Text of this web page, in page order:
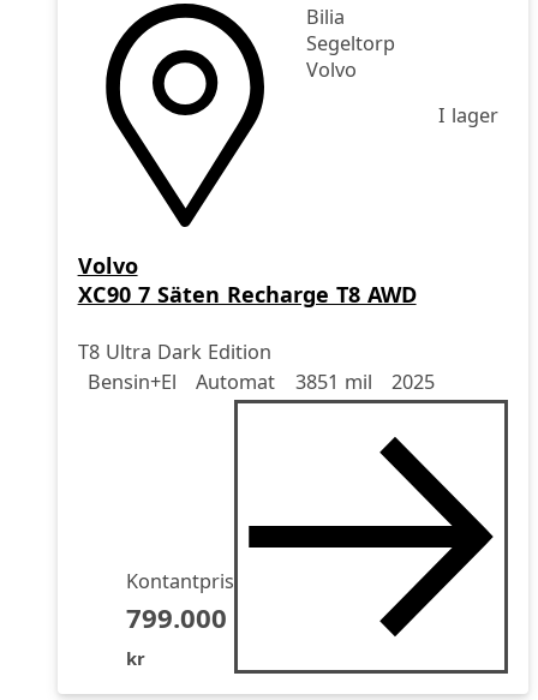
Bilia
Segeltorp
Volvo
I lager
Volvo
XC90 7 Säten Recharge T8 AWD
T8 Ultra Dark Edition
Drivmedel
Bensin+El
Drivmedel Automat
Miltal 3851 mil
årsmodell 2025
Kontantpris
799.000
kr